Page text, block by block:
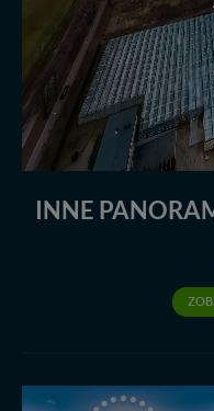
INNE